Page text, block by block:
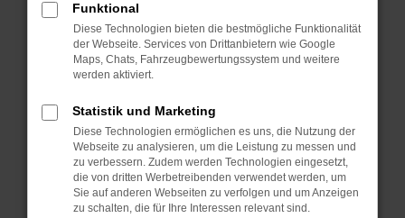
Fenster?
Starte dein Gerät neu.
Das kann manchmal helfen, vorübergehende
Probleme zu beheben.
Stelle sicher, dass dein Browser und dein
Betriebssystem auf dem neuesten Stand
sind.
Veraltete Software birgt nicht nur ein
Sicherheitsrisiko, sondern kann auch dazu
führen, dass bestimmte Funktionen nicht mehr
Funktional
Diese Technologien bieten die bestmögliche Funktionalität
der Webseite. Services von Drittanbietern wie Google
Maps, Chats, Fahrzeugbewertungssystem und weitere
werden aktiviert.
Statistik und Marketing
Diese Technologien ermöglichen es uns, die Nutzung der
Webseite zu analysieren, um die Leistung zu messen und
zu verbessern. Zudem werden Technologien eingesetzt,
die von dritten Werbetreibenden verwendet werden, um
Sie auf anderen Webseiten zu verfolgen und um Anzeigen
zu schalten, die für Ihre Interessen relevant sind.